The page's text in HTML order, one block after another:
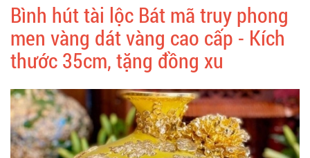
Bình hút tài lộc Bát mã truy phong
men vàng dát vàng cao cấp - Kích
thước 35cm, tặng đồng xu